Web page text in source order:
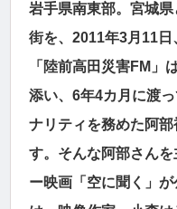
岩手県南東部。宮城
街を、2011年3月11日
「陸前高田災害FM」
添い、6年4カ月に渡
ナリティを務めた阿
す。そんな阿部さん
ー映画「空に聞く」